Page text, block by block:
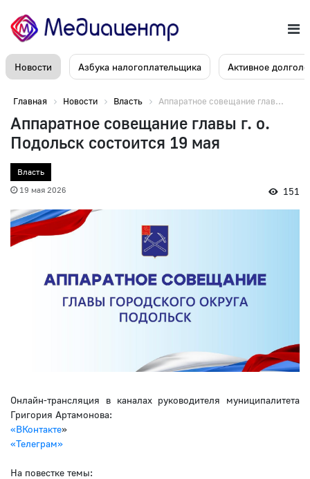
Новости Азбука налогоплательщика Активное
Главная Новости Власть Аппаратное совещание глав...
Аппаратное совещание главы г. о.
Подольск состоится 19 мая
Власть
19 мая 2026
151
Онлайн-трансляция в каналах руководителя муниципалитета
Григория Артамонова:
«ВКонтакте»
«Телеграм»
На повестке темы: